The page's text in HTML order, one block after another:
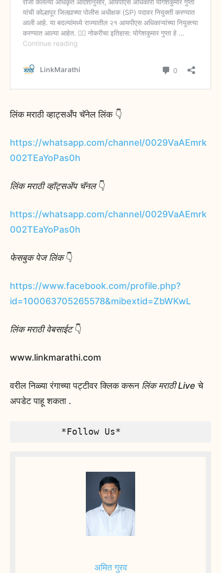
लिंक मराठी व्हाट्सअँप चॅनेल लिंक 👇
https://whatsapp.com/channel/0029VaAEmrk
002TEaYoPas0h
लिंक मराठी व्हॉट्सॲप चॅनल👇
https://whatsapp.com/channel/0029VaAEmrk
002TEaYoPas0h
फेसबुक पेज लिंक👇
https://www.facebook.com/profile.php?
id=100063705265578&mibextid=ZbWKwL
लिंक मराठी वेबसाईट👇
www.linkmarathi.com
वरील निळ्या रंगाच्या पट्टीवर क्लिक करून लिंक मराठी Live चे
अपडेट पाहू शकता .
        *Follow Us*
अमित गुरव